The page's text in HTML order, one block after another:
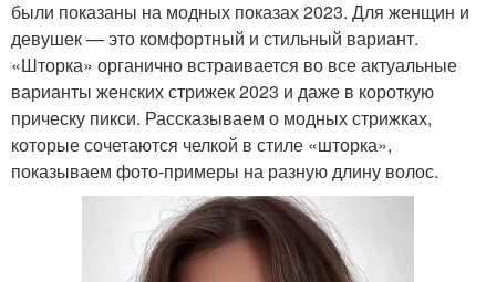
были показаны на модных показах 2023. Для женщин и
девушек — это комфортный и стильный вариант.
«Шторка» органично встраивается во все актуальные
варианты женских стрижек 2023 и даже в короткую
прическу пикси. Рассказываем о модных стрижках,
которые сочетаются челкой в стиле «шторка»,
показываем фото-примеры на разную длину волос.